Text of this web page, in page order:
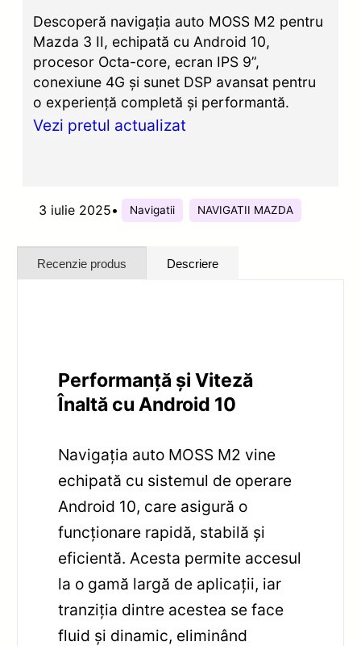
Descoperă navigația auto MOSS M2 pentru
Mazda 3 II, echipată cu Android 10,
procesor Octa-core, ecran IPS 9”,
conexiune 4G și sunet DSP avansat pentru
o experiență completă și performantă.
Vezi pretul actualizat
3 iulie 2025• Navigatii NAVIGATII MAZDA
Recenzie produs Descriere
Performanță și Viteză
Înaltă cu Android 10
Navigația auto MOSS M2 vine
echipată cu sistemul de operare
Android 10, care asigură o
funcționare rapidă, stabilă și
eficientă. Acesta permite accesul
la o gamă largă de aplicații, iar
tranziția dintre acestea se face
fluid și dinamic, eliminând